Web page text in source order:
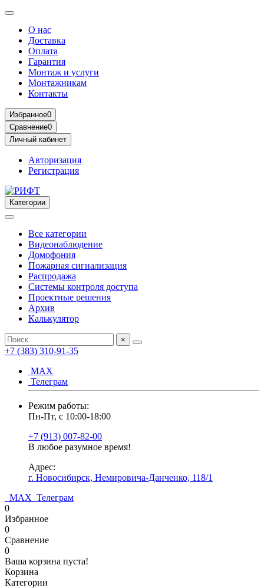
О нас
Доставка
Оплата
Гарантия
Монтаж и услуги
Монтажникам
Контакты
Избранное0
Сравнение0
Личный кабинет
Авторизация
Регистрация
Категории
Все категории
Видеонаблюдение
Домофония
Пожарная сигнализация
Распродажа
Системы контроля доступа
Проектные решения
Архив
Калькулятор
×
+7 (383) 310-91-35
МАХ
Телеграм
Режим работы:
Пн-Пт, с 10:00-18:00
+7 (913) 007-82-00
В любое разумное время!
Адрес:
г. Новосибирск, Немировича-Данченко, 118/1
МАХ Телеграм
0
Избранное
0
Сравнение
0
Ваша корзина пуста!
Корзина
Категории